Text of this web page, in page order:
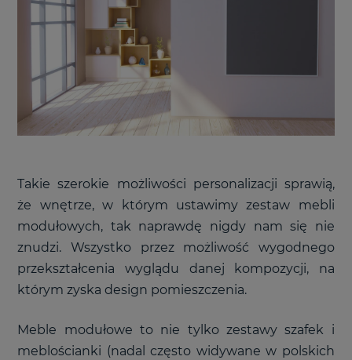
Takie szerokie możliwości personalizacji sprawią,
że wnętrze, w którym ustawimy zestaw mebli
modułowych, tak naprawdę nigdy nam się nie
znudzi. Wszystko przez możliwość wygodnego
przekształcenia wyglądu danej kompozycji, na
którym zyska design pomieszczenia.
Meble modułowe to nie tylko zestawy szafek i
meblościanki (nadal często widywane w polskich